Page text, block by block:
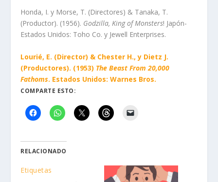
Honda, I. y Morse, T. (Directores) & Tanaka, T.
(Productor). (1956). Godzilla, King of Monsters! Japón-
Estados Unidos: Toho Co. y Jewell Enterprises.
Lourié, E. (Director) & Chester H., y Dietz J.
(Productores). (1953) The Beast From 20,000
Fathoms. Estados Unidos: Warnes Bros.
COMPARTE ESTO:
RELACIONADO
Etiquetas